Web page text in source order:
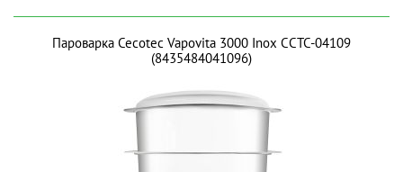
Пароварка Cecotec Vapovita 3000 Inox CCTC-04109
(8435484041096)